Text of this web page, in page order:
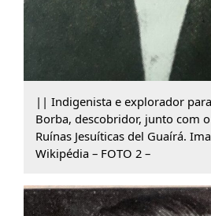
|| Indigenista e explorador
Borba, descobridor, junto com
Ruínas Jesuíticas del Guaírá.
Wikipédia – FOTO 2 –